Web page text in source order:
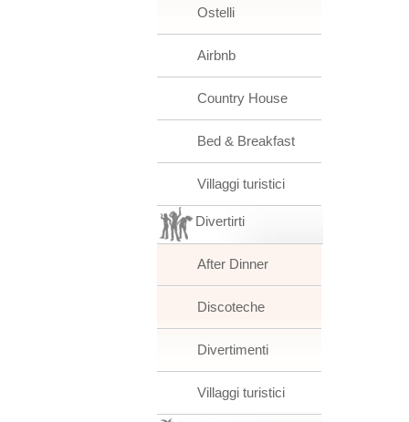
Ostelli
Airbnb
Country House
Bed & Breakfast
Villaggi turistici
Divertirti
After Dinner
Discoteche
Divertimenti
Villaggi turistici